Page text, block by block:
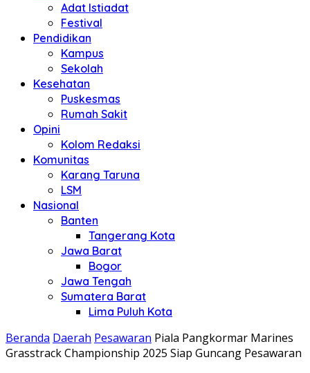
Adat Istiadat
Festival
Pendidikan
Kampus
Sekolah
Kesehatan
Puskesmas
Rumah Sakit
Opini
Kolom Redaksi
Komunitas
Karang Taruna
LSM
Nasional
Banten
Tangerang Kota
Jawa Barat
Bogor
Jawa Tengah
Sumatera Barat
Lima Puluh Kota
Beranda Daerah Pesawaran Piala Pangkormar Marines
Grasstrack Championship 2025 Siap Guncang Pesawaran